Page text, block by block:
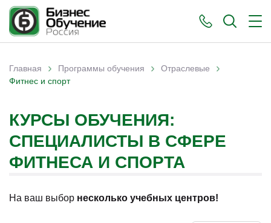
Вы здесь
Главная › Программы обучения › Отраслевые ›
Фитнес и спорт
КУРСЫ ОБУЧЕНИЯ:
СПЕЦИАЛИСТЫ В СФЕРЕ
ФИТНЕСА И СПОРТА
На ваш выбор несколько учебных центров!